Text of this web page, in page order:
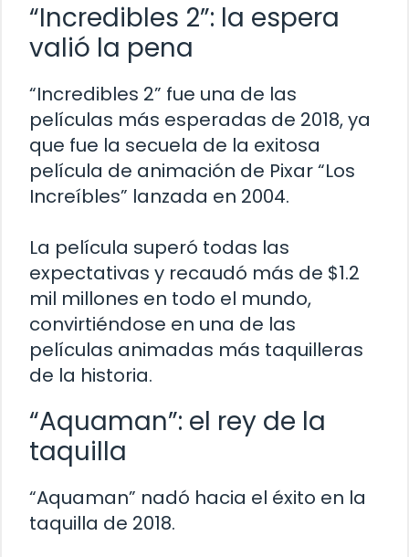
“Incredibles 2”: la espera
valió la pena
“Incredibles 2” fue una de las
películas más esperadas de 2018, ya
que fue la secuela de la exitosa
película de animación de Pixar “Los
Increíbles” lanzada en 2004.
La película superó todas las
expectativas y recaudó más de $1.2
mil millones en todo el mundo,
convirtiéndose en una de las
películas animadas más taquilleras
de la historia.
“Aquaman”: el rey de la
taquilla
“Aquaman” nadó hacia el éxito en la
taquilla de 2018.